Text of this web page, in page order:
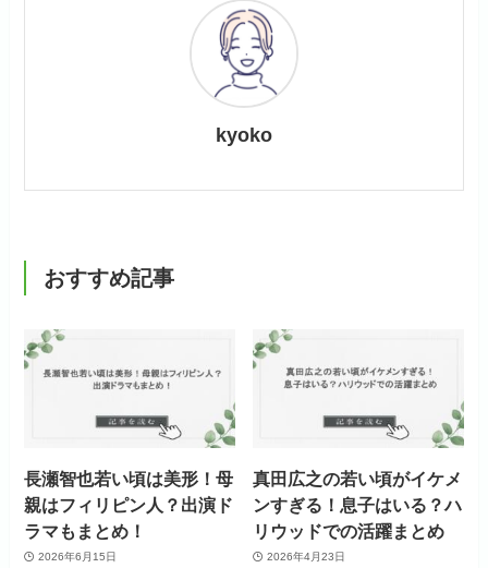
kyoko
おすすめ記事
長瀬智也若い頃は美形！母
親はフィリピン人？出演ド
ラマもまとめ！
2026年6月15日
真田広之の若い頃がイケメ
ンすぎる！息子はいる？ハ
リウッドでの活躍まとめ
2026年4月23日